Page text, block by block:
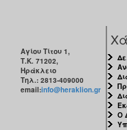
ΤΟΠΟΣ
ΜΑΣ
Αγίου Τίτου 1,
Τ.Κ. 71202,
Ηράκλειο
Τηλ.: 2813-409000
email:info@heraklion.gr
Ο